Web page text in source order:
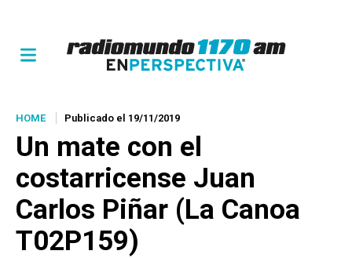
HOME Publicado el 19/11/2019
Un mate con el
costarricense Juan
Carlos Piñar (La Canoa
T02P159)